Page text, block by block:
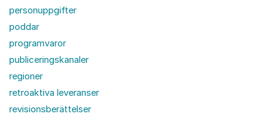
personuppgifter
poddar
programvaror
publiceringskanaler
regioner
retroaktiva leveranser
revisionsberättelser